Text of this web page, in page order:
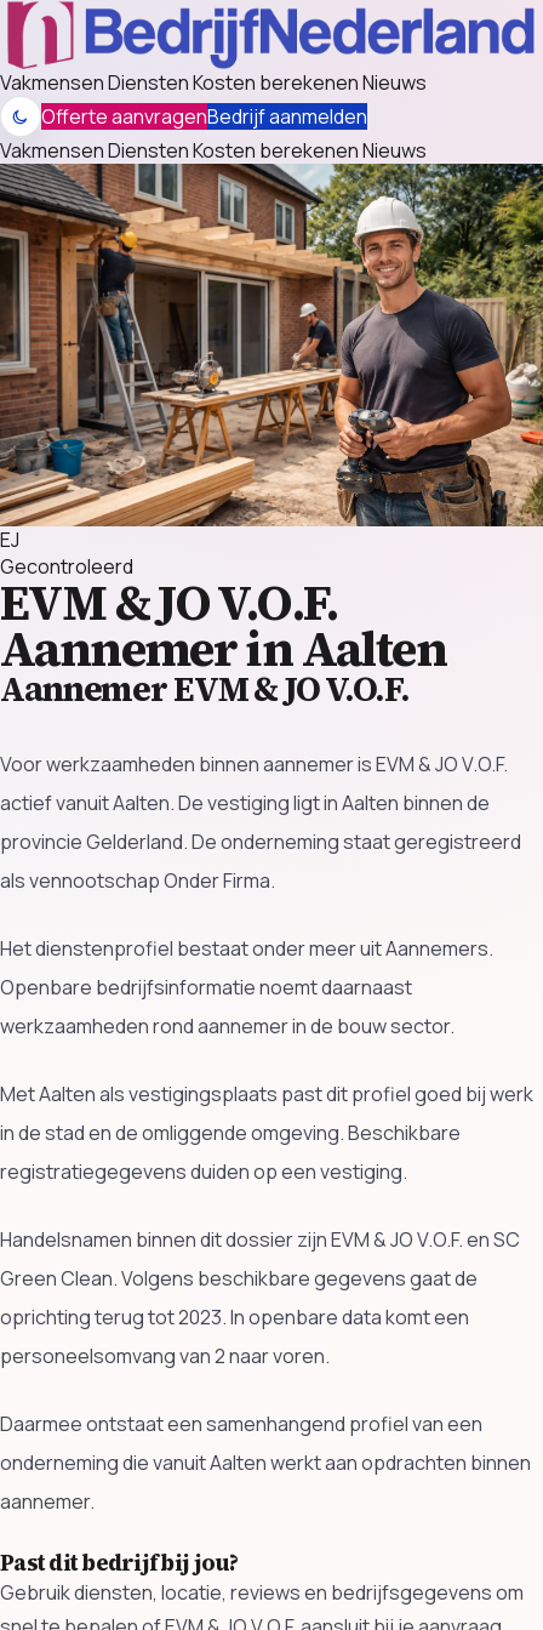
VakmensenDienstenKosten berekenenNieuws
Offerte aanvragenBedrijf aanmelden
VakmensenDienstenKosten berekenenNieuws
EJ
Gecontroleerd
EVM & JO V.O.F.
Aannemer in Aalten
Aannemer EVM & JO V.O.F.
Voor werkzaamheden binnen aannemer is EVM & JO V.O.F.
actief vanuit Aalten. De vestiging ligt in Aalten binnen de
provincie Gelderland. De onderneming staat geregistreerd
als vennootschap Onder Firma.
Het dienstenprofiel bestaat onder meer uit Aannemers.
Openbare bedrijfsinformatie noemt daarnaast
werkzaamheden rond aannemer in de bouw sector.
Met Aalten als vestigingsplaats past dit profiel goed bij werk
in de stad en de omliggende omgeving. Beschikbare
registratiegegevens duiden op een vestiging.
Handelsnamen binnen dit dossier zijn EVM & JO V.O.F. en SC
Green Clean. Volgens beschikbare gegevens gaat de
oprichting terug tot 2023. In openbare data komt een
personeelsomvang van 2 naar voren.
Daarmee ontstaat een samenhangend profiel van een
onderneming die vanuit Aalten werkt aan opdrachten binnen
aannemer.
Past dit bedrijf bij jou?
Gebruik diensten, locatie, reviews en bedrijfsgegevens om